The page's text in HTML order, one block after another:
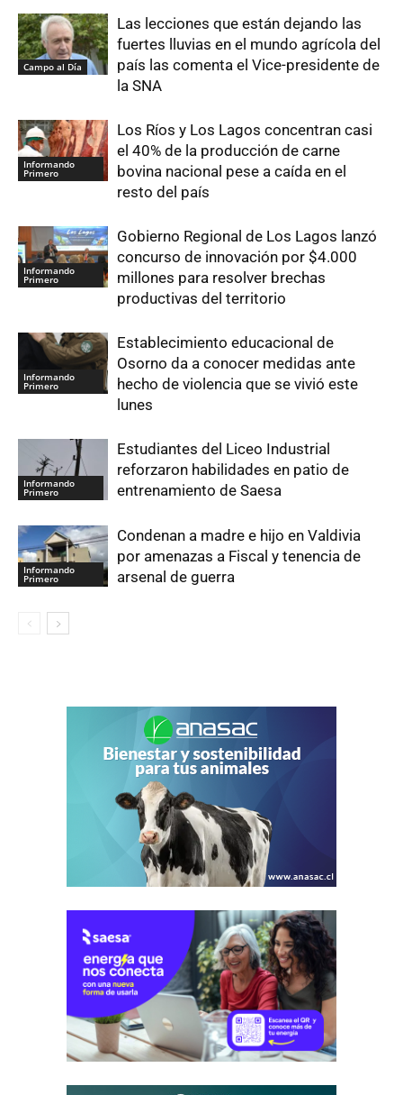
Campo al Día
Las lecciones que están dejando las
fuertes lluvias en el mundo agrícola del
país las comenta el Vice-presidente de
la SNA
Informando
Primero
Los Ríos y Los Lagos concentran casi
el 40% de la producción de carne
bovina nacional pese a caída en el
resto del país
Informando
Primero
Gobierno Regional de Los Lagos lanzó
concurso de innovación por $4.000
millones para resolver brechas
productivas del territorio
Informando
Primero
Establecimiento educacional de
Osorno da a conocer medidas ante
hecho de violencia que se vivió este
lunes
Informando
Primero
Estudiantes del Liceo Industrial
reforzaron habilidades en patio de
entrenamiento de Saesa
Informando
Primero
Condenan a madre e hijo en Valdivia
por amenazas a Fiscal y tenencia de
arsenal de guerra